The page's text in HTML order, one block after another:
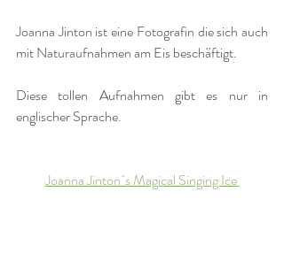
Joanna Jinton ist eine Fotografin die sich auch
mit Naturaufnahmen am Eis beschäftigt.
Diese tollen Aufnahmen gibt es nur in
englischer Sprache.
Joanna Jinton´s Magical Singing Ice